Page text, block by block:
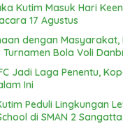
Kutim Masuk Hari
17 Agustus
dengan Masyarakat,
Bola Voli
Jadi Laga Penentu,
Ini
Peduli Lingkungan
di SMAN 2